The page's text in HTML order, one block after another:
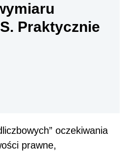
Praktycznie
oczekiwania
prawne,